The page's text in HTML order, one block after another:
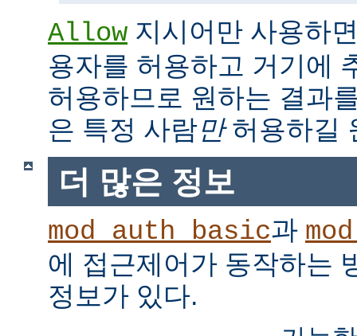
Allow 지시어만 사용하
용자를 허용하고 거기에
허용하므로 원하는 결과
은 특정 사람만허용하길
더 많은 정보
mod_auth_basic과
에 접근제어가 동작하는
정보가 있다.